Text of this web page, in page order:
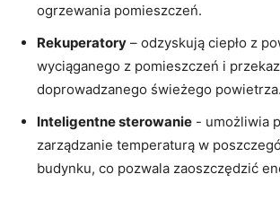
ogrzewania pomieszczeń.
Rekuperatory – odzyskują ‌ciepło z
wyciąganego‌ z pomieszczeń i
doprowadzanego świeżego powietrza.
Inteligentne sterowanie ⁣- umożliwia
zarządzanie temperaturą w⁣
budynku, co​ pozwala zaoszczędzić